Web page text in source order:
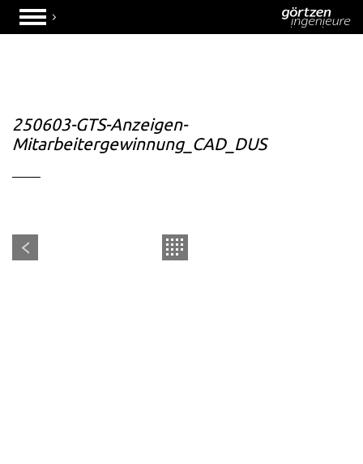
250603-GTS-Anzeigen-
Mitarbeitergewinnung_CAD_DUS